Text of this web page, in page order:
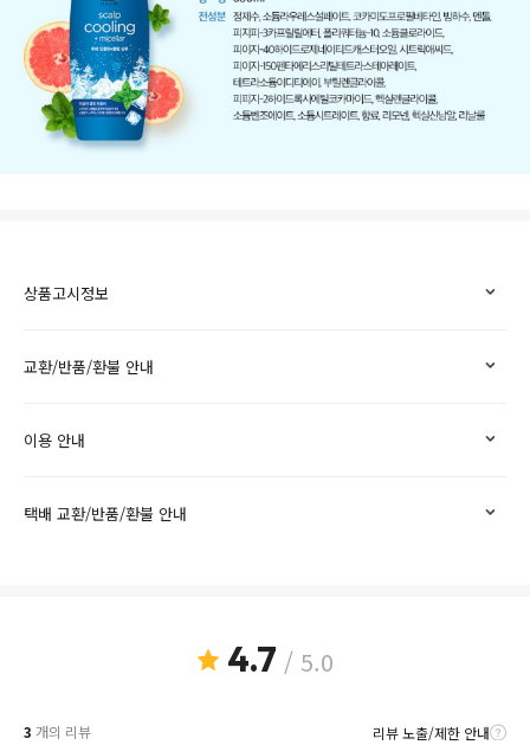
상품고시정보
교환/반품/환불 안내
이용 안내
택배 교환/반품/환불 안내
4.7 / 5.0
3 개의 리뷰 리뷰 노출/제한 안내